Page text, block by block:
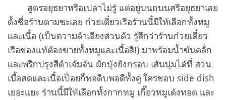
สูตรอยุธยาหรือเปล่าไม่รู้ แต่อยู่บนถนนศรีอยุธยาเลย
ตั้งชื่อร้านตามซะเลย ก๋วยเตี๋ยวเรือร้านนี้มีให้เลือกทั้งหมู
และเนื้อ (เป็นความลำเอียงส่วนตัว รู้สึกว่าร้านก๋วยเตี๋ยว
เรือของแท้ต้องขายทั้งหมูและเนื้อสิ!) มาพร้อมน้ำข้นคลั่ก
และพริกปรุงสีดำเจ้มจ้น ผักบุ้งยังกรอบ เส้นนุ่มได้ที่ ส่วน
เนื้อสดและเนื้อเปื่อยก็พอดิบพอดีทั้งคู่ ใครชอบ side dish
เยอะแยะ ร้านนี้มีให้เลือกทั้งกากหมู เกี๊ยวหมูเด้งทอด และ